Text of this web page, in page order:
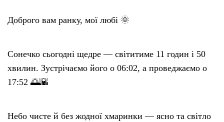
Про нас
Доброго вам ранку, мої любі 🌞
Сонечко сьогодні щедре — світитиме 11 годин і 50
хвилин. Зустрічаємо його о 06:02, а проведжаємо о
17:52 🌅🌇
Небо чисте й без жодної хмаринки — ясно та світло